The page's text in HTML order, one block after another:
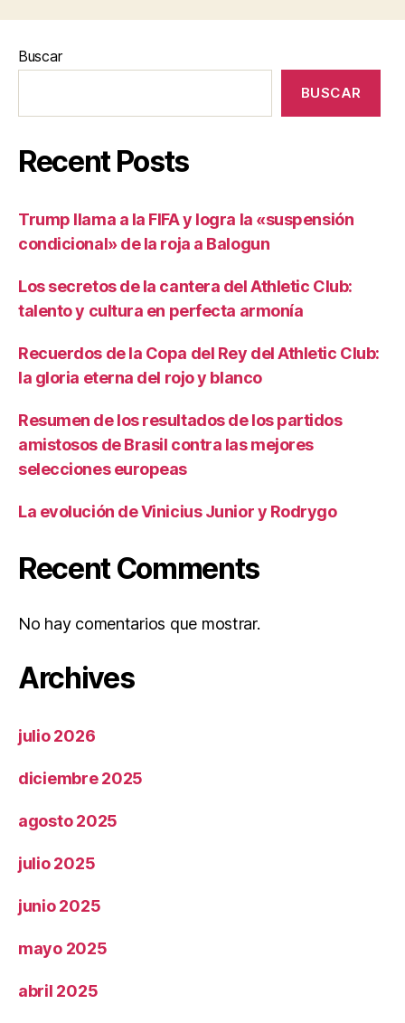
entradas
Buscar
BUSCAR
Recent Posts
Trump llama a la FIFA y logra la «suspensión
condicional» de la roja a Balogun
Los secretos de la cantera del Athletic Club:
talento y cultura en perfecta armonía
Recuerdos de la Copa del Rey del Athletic Club:
la gloria eterna del rojo y blanco
Resumen de los resultados de los partidos
amistosos de Brasil contra las mejores
selecciones europeas
La evolución de Vinicius Junior y Rodrygo
Recent Comments
No hay comentarios que mostrar.
Archives
julio 2026
diciembre 2025
agosto 2025
julio 2025
junio 2025
mayo 2025
abril 2025